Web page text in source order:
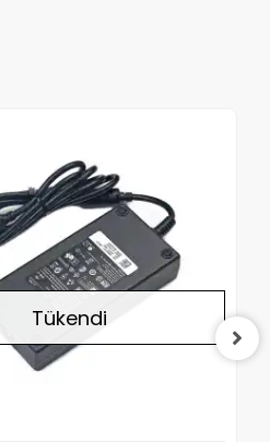
Tükendi